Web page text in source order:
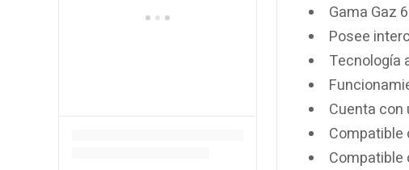
Gama Gaz
Posee
Tecnología
Cuenta
Compatible